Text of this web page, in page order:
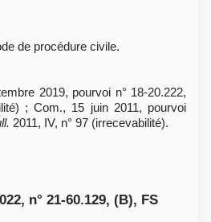
de procédure civile.
2019, pourvoi n° 18-20.222,
; Com., 15 juin 2011, pourvoi
2011, IV, n° 97 (irrecevabilité).
n° 21-60.129, (B), FS